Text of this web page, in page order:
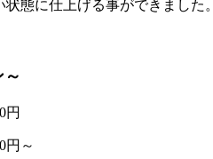
態に仕上げる事ができました。
円
円～